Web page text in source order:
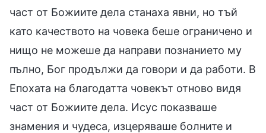
част от Божиите дела станаха явни, но тъй
като качеството на човека беше ограничено и
нищо не можеше да направи познанието му
пълно, Бог продължи да говори и да работи. В
Епохата на благодатта човекът отново видя
част от Божиите дела. Исус показваше
знамения и чудеса, изцеряваше болните и